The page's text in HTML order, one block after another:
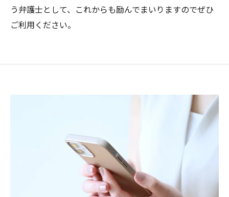
う弁護士として、これからも励んでまいりますのでぜひ
ご利用ください。